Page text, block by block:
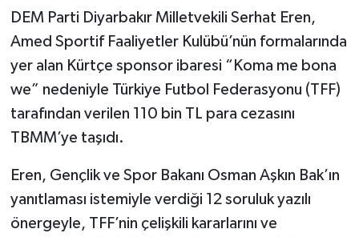
DEM Parti Diyarbakır Milletvekili Serhat Eren,
Amed Sportif Faaliyetler Kulübü’nün formalarında
yer alan Kürtçe sponsor ibaresi “Koma me bona
we” nedeniyle Türkiye Futbol Federasyonu (TFF)
tarafından verilen 110 bin TL para cezasını
TBMM’ye taşıdı.
Eren, Gençlik ve Spor Bakanı Osman Aşkın Bak’ın
yanıtlaması istemiyle verdiği 12 soruluk yazılı
önergeyle, TFF’nin çelişkili kararlarını ve